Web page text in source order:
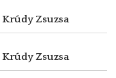
Krúdy Zsuzsa
Krúdy Zsuzsa